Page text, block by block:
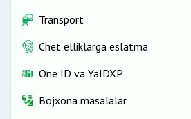
Transport
Chet elliklarga eslatma
One ID vа YaIDXP
Bojxona masalalar